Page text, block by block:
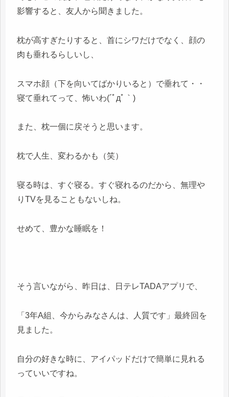
影響すると、友人から聞きました。
枕が高すぎたりすると、首にシワだけでなく、顔の
肉も垂れるらしいし、
スマホ顔（下を向いてばかりいると）で垂れて・・
寝て垂れてって、怖いわ(´ﾟдﾟ｀)
また、枕一個に戻そうと思います。
枕で人生、変わるかも（笑）
寝る時は、すぐ寝る。すぐ寝れるのだから、無理や
りTVを見ることもないしね。
せめて、豊かな睡眠を！
そう言いながら、昨日は、日テレTADAアプリで、
「3年A組、今からみなさんは、人質です」最終回を
見ました。
自分の好きな時に、アイパッドだけで簡単に見れる
っていいですね。